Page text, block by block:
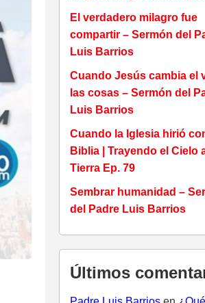
El verdadero milagro fue
compartir – Sermón del
Luis Barrios
Cuando Jesús cambia el
las cosas – Sermón del
Luis Barrios
Cuando la Iglesia hirió
Biblia | Trayendo el Cielo
Tierra Ep. 79
Sembrar humanidad –
del Padre Luis Barrios
Últimos